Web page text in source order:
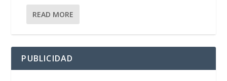
READ MORE
PUBLICIDAD